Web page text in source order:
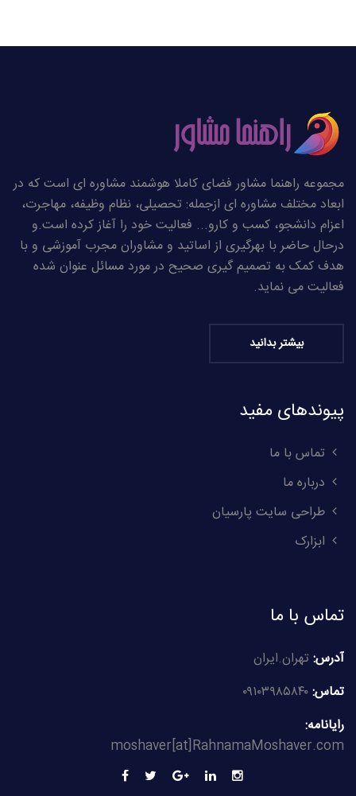
مجموعه راهنما مشاور فضای کاملا هوشمند مشاوره ای است که در
ابعاد مختلف مشاوره ای ازجمله: تحصیلی، نظام وظیفه، مهاجرت،
اعزام دانشجو، کسب و کارو... فعالیت خود را آغاز کرده است.و
درحال حاضر با بهرگیری از اساتید و مشاوران مجرب آموزشی و با
هدف کمک به تصمیم گیری صحیح در مورد مسائل عنوان شده
فعالیت می نماید.
بیشتر بدانید
پیوندهای مفید
تماس با ما
درباره ما
طراحی سایت پارسیان
ابزارک
تماس با ما
آدرس:تهران.ایران
تماس:
رایانامه:
moshaver[at]RahnamaMoshaver.com